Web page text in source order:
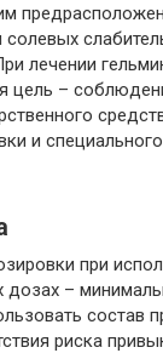
лечении
цель –
и
при
дозах –
состав
риска